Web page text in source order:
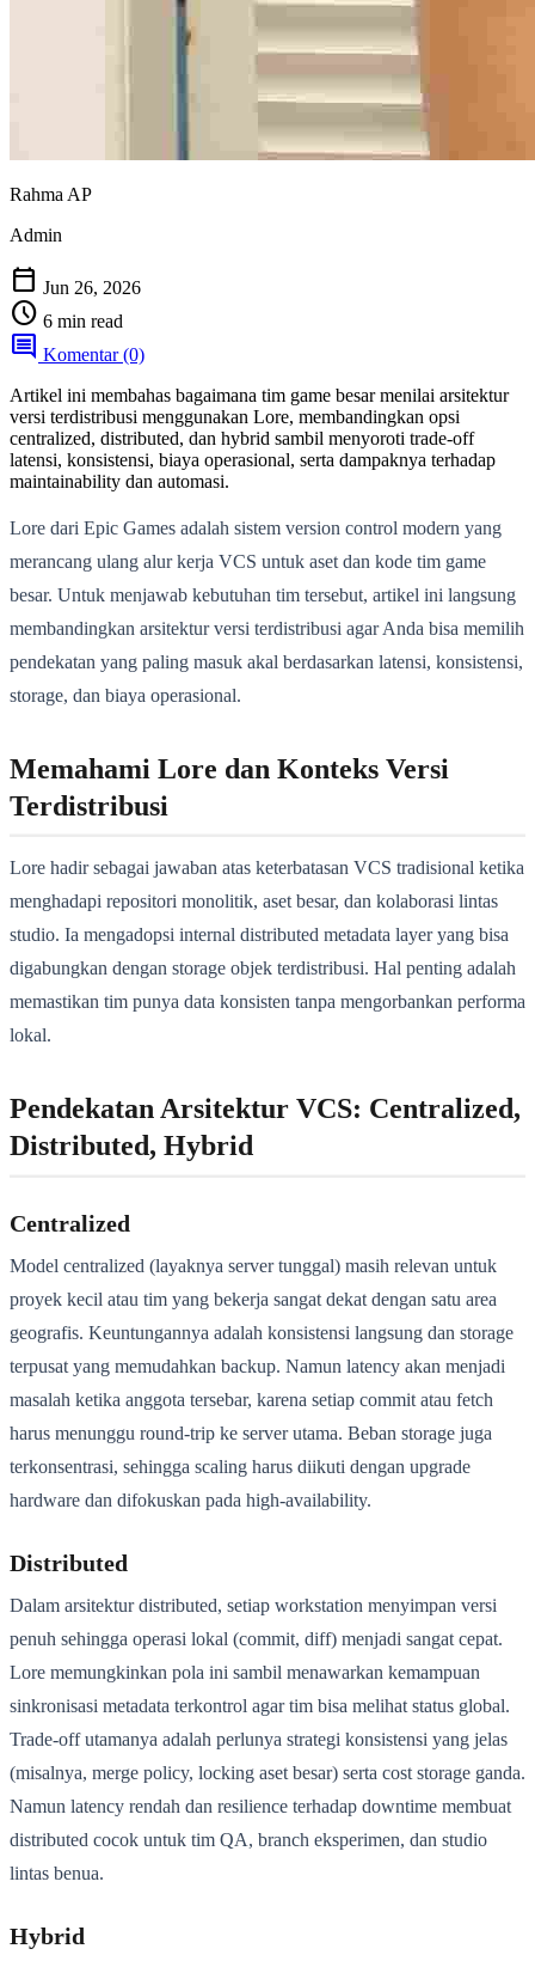
Rahma AP
Admin
calendar_today Jun 26, 2026
schedule 6 min read
comment Komentar (0)
Artikel ini membahas bagaimana tim game besar menilai arsitektur
versi terdistribusi menggunakan Lore, membandingkan opsi
centralized, distributed, dan hybrid sambil menyoroti trade-off
latensi, konsistensi, biaya operasional, serta dampaknya terhadap
maintainability dan automasi.
Lore dari Epic Games adalah sistem version control modern yang
merancang ulang alur kerja VCS untuk aset dan kode tim game
besar. Untuk menjawab kebutuhan tim tersebut, artikel ini langsung
membandingkan arsitektur versi terdistribusi agar Anda bisa memilih
pendekatan yang paling masuk akal berdasarkan latensi, konsistensi,
storage, dan biaya operasional.
Memahami Lore dan Konteks Versi
Terdistribusi
Lore hadir sebagai jawaban atas keterbatasan VCS tradisional ketika
menghadapi repositori monolitik, aset besar, dan kolaborasi lintas
studio. Ia mengadopsi internal distributed metadata layer yang bisa
digabungkan dengan storage objek terdistribusi. Hal penting adalah
memastikan tim punya data konsisten tanpa mengorbankan performa
lokal.
Pendekatan Arsitektur VCS: Centralized,
Distributed, Hybrid
Centralized
Model centralized (layaknya server tunggal) masih relevan untuk
proyek kecil atau tim yang bekerja sangat dekat dengan satu area
geografis. Keuntungannya adalah konsistensi langsung dan storage
terpusat yang memudahkan backup. Namun latency akan menjadi
masalah ketika anggota tersebar, karena setiap commit atau fetch
harus menunggu round-trip ke server utama. Beban storage juga
terkonsentrasi, sehingga scaling harus diikuti dengan upgrade
hardware dan difokuskan pada high-availability.
Distributed
Dalam arsitektur distributed, setiap workstation menyimpan versi
penuh sehingga operasi lokal (commit, diff) menjadi sangat cepat.
Lore memungkinkan pola ini sambil menawarkan kemampuan
sinkronisasi metadata terkontrol agar tim bisa melihat status global.
Trade-off utamanya adalah perlunya strategi konsistensi yang jelas
(misalnya, merge policy, locking aset besar) serta cost storage ganda.
Namun latency rendah dan resilience terhadap downtime membuat
distributed cocok untuk tim QA, branch eksperimen, dan studio
lintas benua.
Hybrid